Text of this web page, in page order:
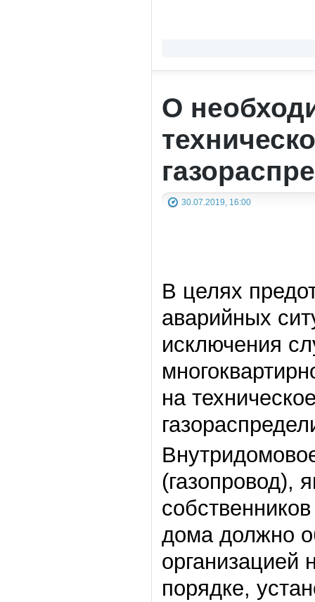
О
30.07.2019, 16:00
В целях
аварийных
исключения
на
дома должно
организацией
порядке,